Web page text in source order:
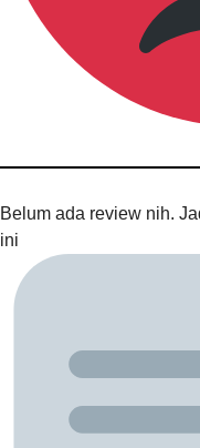
Belum ada review nih.
ini